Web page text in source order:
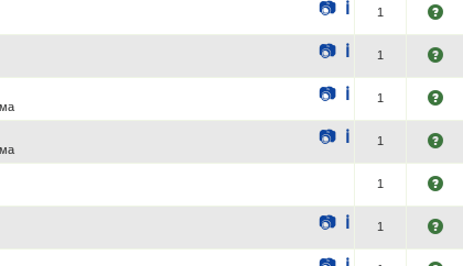
📷 ℹ 1
📷 ℹ 1
📷 ℹ 1
📷 ℹ 1
1
📷 ℹ 1